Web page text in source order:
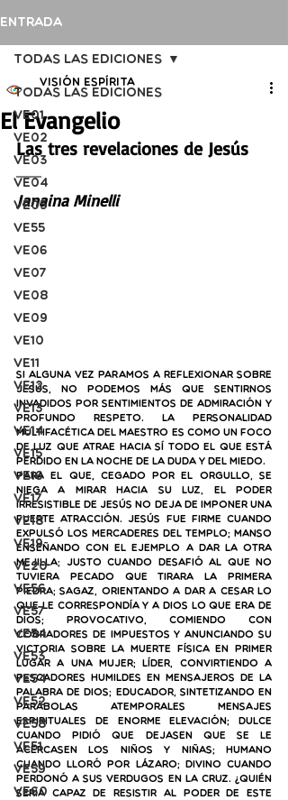
Entrada
Todas las ediciones
VE01
VE02
VE03
VE04
VE05
VE55
VE06
VE07
VE08
VE09
VE10
VE11
VE12
VE13
VE14
VE15
VE16
VE17
VE18
VE19
VE20
VE56
VE57
VE54
VE53
VE54
VE52
VE58
VE51
VE59
VE60
Todas las ediciones
El Evangelio
Visión Espírita
Las tres revelaciones de Jesús
Janaina Minelli
Si alguna vez paramos a reflexionar sobre
Jesús, no podemos más que sentirnos
invadidos por sentimientos de admiración y
profundo respeto. La personalidad
multifacética del Maestro es como un foco
de luz que atrae hacia sí todo el que está
perdido en la noche de la duda y del miedo.
Para el que, cegado por el orgullo, se
niega a mirar hacia su luz, el poder
irresistible de Jesús no deja de imponer una
fuerte atracción. Jesús fue firme cuando
expulsó los mercaderes del templo; manso
enseñando con el ejemplo a dar la otra
mejilla; justo cuando desafió al que no
tuviera pecado que tirara la primera
piedra; sagaz, orientando a dar a Cesar lo
que le correspondía y a Dios lo que era de
Dios; provocativo, comiendo con
cobradores de impuestos y anunciando su
victoria sobre la muerte física en primer
lugar a una mujer; líder, convirtiendo a
pescadores humildes en mensajeros de la
palabra de Dios; educador, sintetizando en
parábolas atemporales mensajes
espirituales de enorme elevación; dulce
cuando pidió que dejasen que se le
acercasen los niños y niñas; humano
cuando lloró por Lázaro; divino cuando
perdonó a sus verdugos en la cruz. ¿Quién
sería capaz de resistir al poder de este